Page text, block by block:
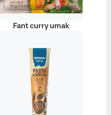
Fant curry umak